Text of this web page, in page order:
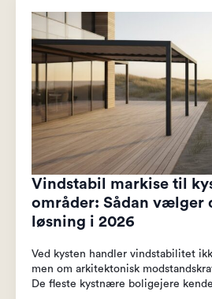
Vindstabil markise til
områder: Sådan vælger
løsning i 2026
Ved kysten handler vindstabilitet
men om arkitektonisk
De fleste kystnære boligejere